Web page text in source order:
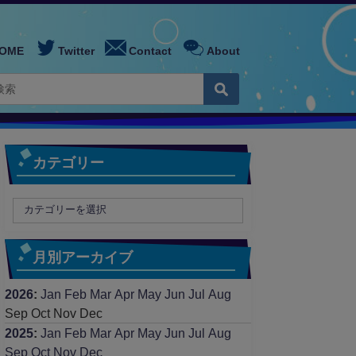
Twitter Contact About
カテゴリー
月別アーカイブ
2026: Jan Feb Mar Apr May Jun Jul
Aug
Sep Oct Nov Dec
2025: Jan Feb Mar Apr May Jun Jul
Aug
Sep Oct Nov Dec